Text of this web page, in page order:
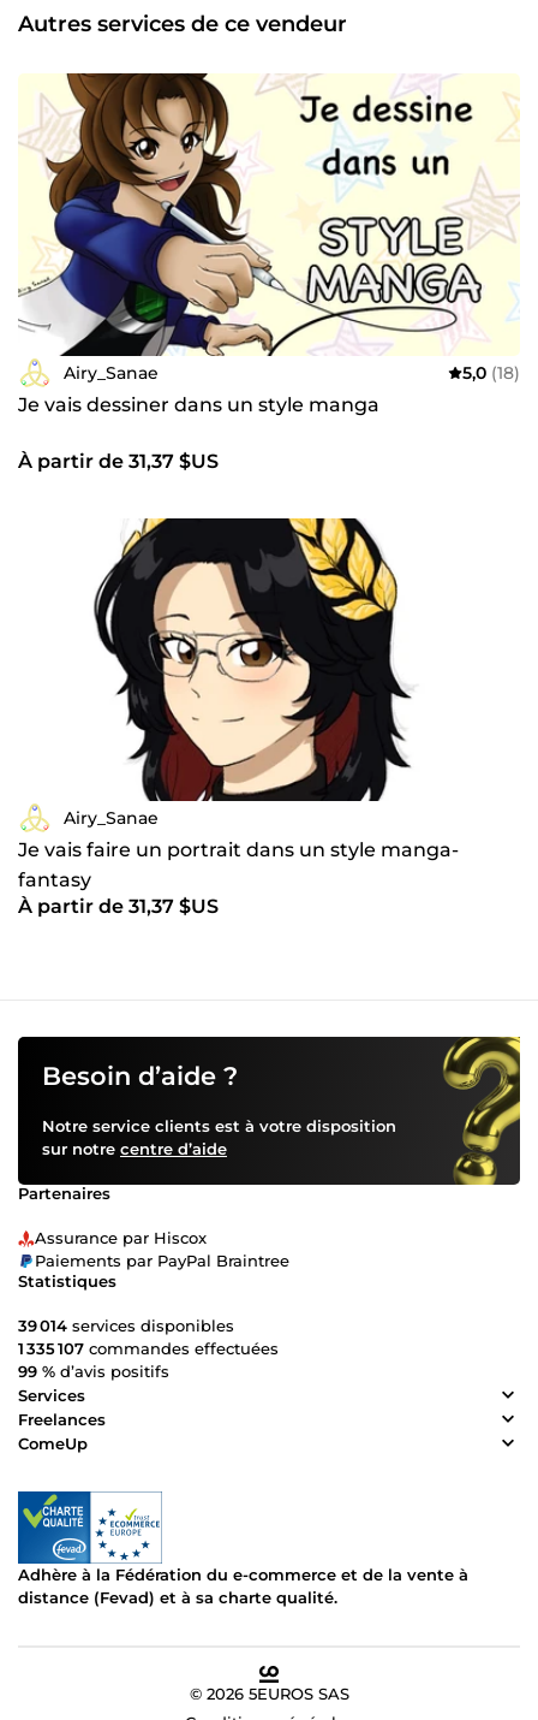
en étant ouverte sur le style de dessin et le genre
d'écriture. Afin qu'il soit plus simple pour vous de me
vendredi : de 10h à 20h ; du samedi au dimanche : de 10h
à 12h et de 19h à 21h. Je vous remercie de votre confiance
et de votre bienveillance.
Autres services de ce vendeur
Airy_Sanae 5,0 (18)
Je vais dessiner dans un style manga
À partir de 31,37 $US
Airy_Sanae
Je vais faire un portrait dans un style manga-
fantasy
À partir de 31,37 $US
Besoin d’aide ?
Notre service clients est à votre disposition
sur notre centre d’aide
Partenaires
Assurance par Hiscox
Paiements par PayPal Braintree
Statistiques
39 014 services disponibles
1 335 107 commandes effectuées
99 % d’avis positifs
Services
Freelances
ComeUp
Adhère à la Fédération du e-commerce et de la vente à
distance (Fevad) et à sa charte qualité.
© 2026 5EUROS SAS